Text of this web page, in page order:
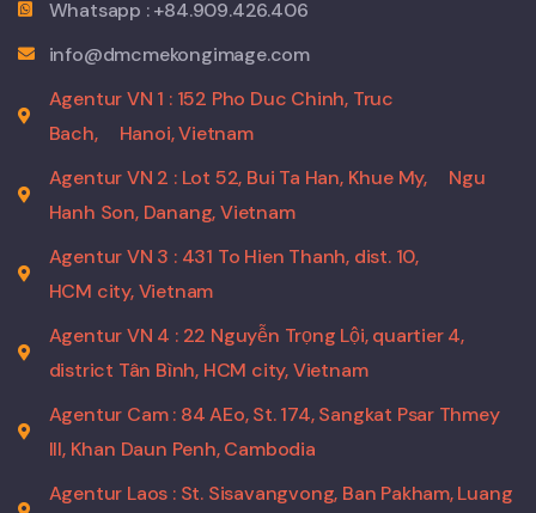
Whatsapp : +84.909.426.406
info@dmcmekongimage.com
Agentur VN 1 : 152 Pho Duc Chinh, Truc
Bach,
Hanoi, Vietnam
Agentur VN 2 : Lot 52, Bui Ta Han, Khue My,
Ngu
Hanh Son, Danang, Vietnam
Agentur VN 3 : 431 To Hien Thanh, dist. 10,
HCM city, Vietnam
Agentur VN 4 : 22 Nguyễn Trọng Lội, quartier 4,
district Tân Bình, HCM city, Vietnam
Agentur Cam : 84 AEo, St. 174, Sangkat Psar Thmey
III, Khan Daun Penh, Cambodia
Agentur Laos : St. Sisavangvong, Ban Pakham, Luang